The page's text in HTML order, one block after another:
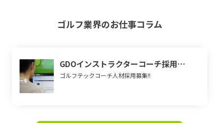
ゴルフ業界のお仕事コラム
GDOインストラクターコーチ採用強化♪
ゴルフテックコーチ人材採用募集!!